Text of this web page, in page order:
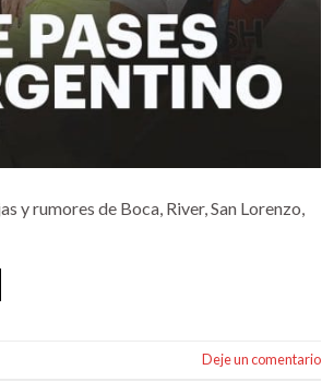
y rumores de Boca, River, San Lorenzo,
Deje un comentario